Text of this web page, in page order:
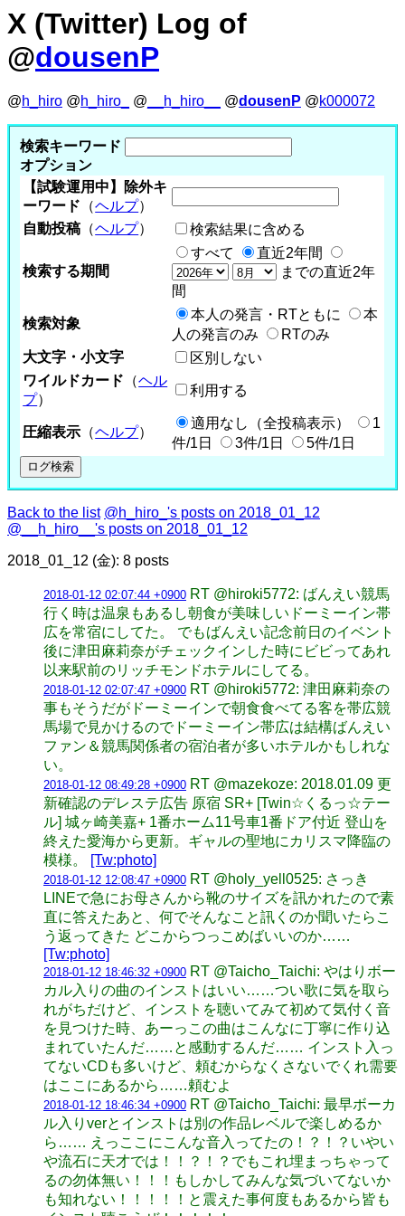
X (Twitter) Log of
@dousenP
@h_hiro @h_hiro_ @ __h_hiro__ @dousenP @k000072
検索キーワード
オプション
【試験運用中】除外キ
ーワード （ヘルプ）
自動投稿 （ヘルプ） 検索結果に含める
検索する期間
すべて
直近2年間
までの直近2年
間
検索対象
本人の発言・RTともに
本
人の発言のみ
RTのみ
大文字・小文字
区別しない
ワイルドカード （ヘル
プ）
利用する
圧縮表示 （ヘルプ）
適用なし（全投稿表示）
1
件/1日
3件/1日 5件/1日
Back to the list @h_hiro_'s posts on 2018_01_12
@__h_hiro__'s posts on 2018_01_12
2018_01_12 (金): 8 posts
2018-01-12 02:07:44 +0900 RT @hiroki5772: ばんえい競馬
行く時は温泉もあるし朝食が美味しいドーミーイン帯
広を常宿にしてた。 でもばんえい記念前日のイベント
後に津田麻莉奈がチェックインした時にビビってあれ
以来駅前のリッチモンドホテルにしてる。
2018-01-12 02:07:47 +0900 RT @hiroki5772: 津田麻莉奈の
事もそうだがドーミーインで朝食食べてる客を帯広競
馬場で見かけるのでドーミーイン帯広は結構ばんえい
ファン＆競馬関係者の宿泊者が多いホテルかもしれな
い。
2018-01-12 08:49:28 +0900 RT @mazekoze: 2018.01.09 更
新確認のデレステ広告 原宿 SR+ [Twin☆くるっ☆テー
ル] 城ヶ崎美嘉+ 1番ホーム11号車1番ドア付近 登山を
終えた愛海から更新。ギャルの聖地にカリスマ降臨の
模様。
[Tw:photo]
2018-01-12 12:08:47 +0900 RT @holy_yell0525: さっき
LINEで急にお母さんから靴のサイズを訊かれたので素
直に答えたあと、何でそんなこと訊くのか聞いたらこ
う返ってきた どこからつっこめばいいのか……
[Tw:photo]
2018-01-12 18:46:32 +0900 RT @Taicho_Taichi: やはりボー
カル入りの曲のインストはいい……つい歌に気を取ら
れがちだけど、インストを聴いてみて初めて気付く音
を見つけた時、あーっこの曲はこんなに丁寧に作り込
まれていたんだ……と感動するんだ…… インスト入っ
てないCDも多いけど、頼むからなくさないでくれ需要
はここにあるから……頼むよ
2018-01-12 18:46:34 +0900 RT @Taicho_Taichi: 最早ボーカ
ル入りverとインストは別の作品レベルで楽しめるか
ら…… えっここにこんな音入ってたの！？！？いやい
や流石に天才では！！？！？でもこれ埋まっちゃって
るの勿体無い！！！もしかしてみんな気づいてないか
も知れない！！！！！と震えた事何度もあるから皆も